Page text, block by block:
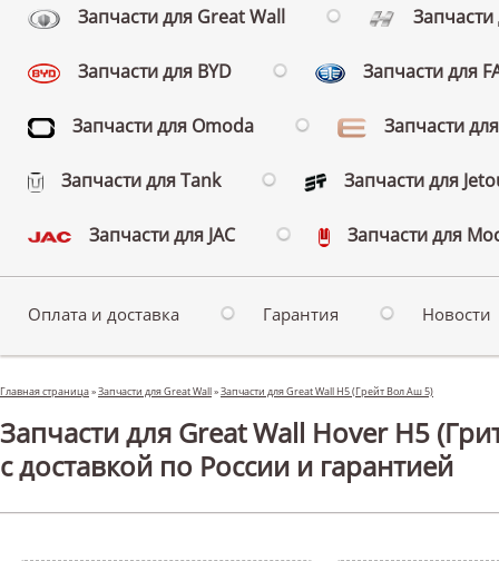
Запчасти для Great Wall
Запчасти для BYD Запчасти для
Запчасти для Omoda Запчасти
Запчасти для Tank Запчасти для
Запчасти для JAC Запчасти для
Оплата и доставка Гарантия Новости
Главная страница»Запчасти для Great Wall»Запчасти для Great Wall H5 (Грейт Вол Аш 5)
Запчасти для Great Wall Hover H5
с доставкой по России и гарантией